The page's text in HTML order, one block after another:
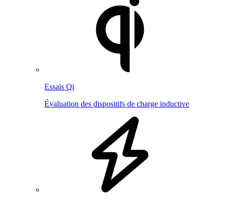
Essais Qi
Évaluation des dispositifs de charge inductive